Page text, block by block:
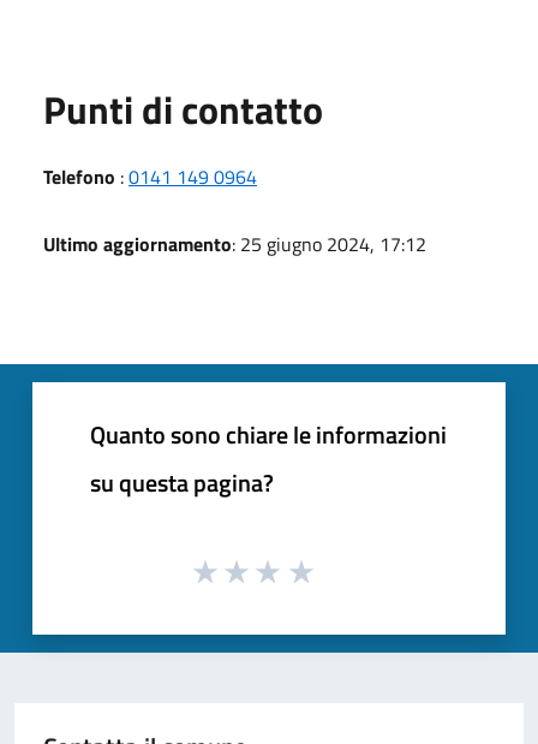
Punti di contatto
Telefono :0141 149 0964
Ultimo aggiornamento: 25 giugno 2024, 17:12
Quanto sono chiare le informazioni
su questa pagina?